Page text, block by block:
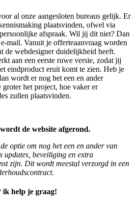
al onze aangesloten bureaus gelijk. Er
plaatsvinden, ofwel via
afspraak. Wil jij dit niet? Dan
mail. Vanuit je offerteaanvraag worden
de webdesigner duidelijkheid heeft.
aan een eerste ruwe versie, zodat jij
eindproduct eruit komt te zien. Heb je
wordt er nog het een en ander
het project, hoe vaker er
zullen plaatsvinden.
de website afgerond.
optie om nog het een en ander van
updates, beveiliging en extra
zijn. Dit wordt meestal verzorgd in een
ik help je graag!